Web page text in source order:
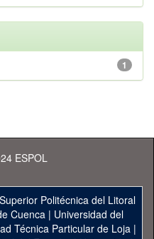
1
ESPOL
Politécnica del Litoral
Cuenca| Universidad del
Técnica Particular de Loja|